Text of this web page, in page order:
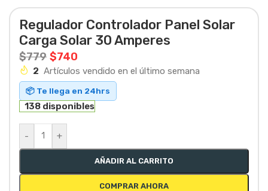
Regulador Controlador Panel Solar
Carga Solar 30 Amperes
$779 $740
2 Artículos vendido en el último semana
📦 Te llega en 24hrs
138 disponibles
- +
AÑADIR AL CARRITO
COMPRAR AHORA